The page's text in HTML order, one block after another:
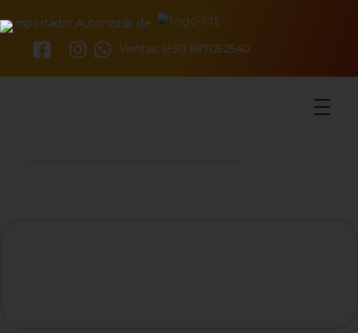
Importador Autorizado de
Ventas: (+51) 987052540